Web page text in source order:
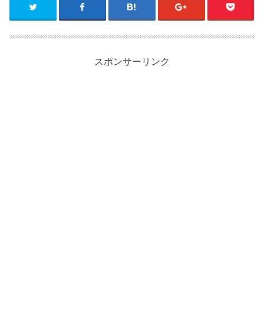
スポンサーリンク